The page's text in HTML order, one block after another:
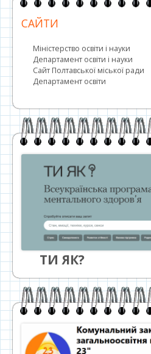
САЙТИ
Міністерство освіти і науки
Департамент освіти і науки
Сайт Полтавської міської ради
Департамент освіти
ТИ ЯК?